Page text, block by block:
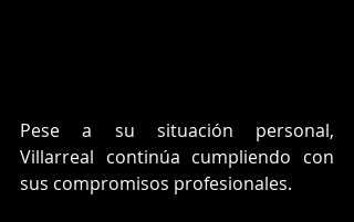
Pese a su situación personal,
Villarreal continúa cumpliendo con
sus compromisos profesionales.